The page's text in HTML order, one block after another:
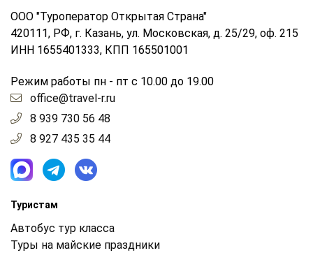
ООО "Туроператор Открытая Страна"
420111, РФ, г. Казань, ул. Московская, д. 25/29, оф. 215
ИНН 1655401333, КПП 165501001
Режим работы пн - пт с 10.00 до 19.00
office@travel-r.ru
8 939 730 56 48
8 927 435 35 44
Туристам
Автобус тур класса
Туры на майские праздники